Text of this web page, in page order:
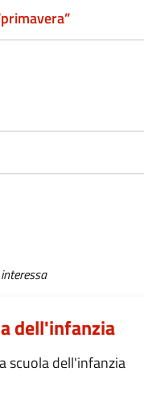
dell'infanzia
scuola dell'infanzia